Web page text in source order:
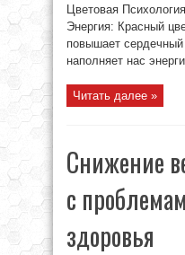
Цветовая
Энергия: Красный
повышает
наполняет нас
Читать далее »
Снижение
с
здоровья